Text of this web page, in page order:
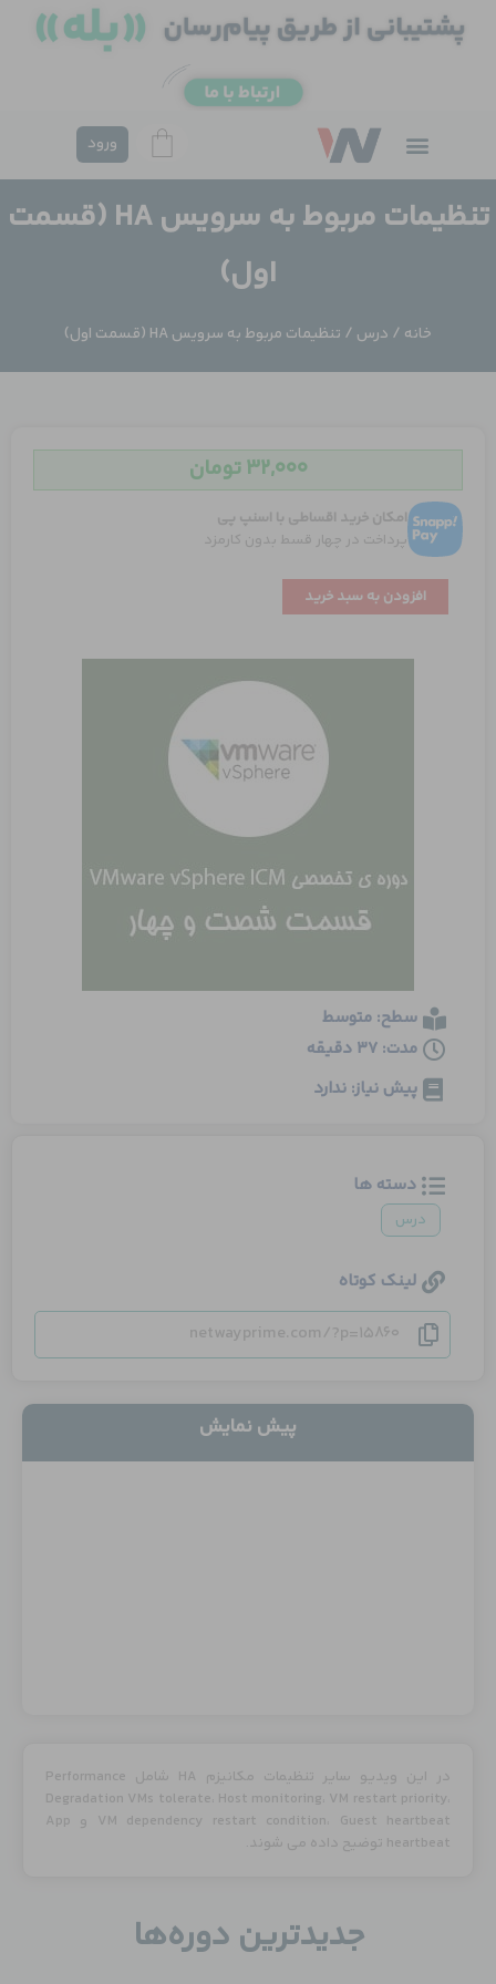
ورود
تنظیمات مربوط به سرویس HA (قسمت
اول)
خانه / درس / تنظیمات مربوط به سرویس HA (قسمت اول)
پیش نمایش
در این ویدیو سایر تنظیمات مکانیزم HA شامل Performance
Degradation VMs tolerate، Host monitoring، VM restart priority،
VM dependency restart condition، Guest heartbeat و App
heartbeat توضیح داده می شوند.
۳۲,۰۰۰تومان
امکان خرید اقساطی با اسنپ پی
پرداخت در چهار قسط بدون کارمزد
تنظیمات
مربوط
افزودن به سبد خرید
سطح: متوسط
مدت: 37 دقیقه
پیش نیاز: ندارد
دسته ها
درس
لینک کوتاه
netwayprime.com/?p=15860
جدید‌ترین دوره‌ها